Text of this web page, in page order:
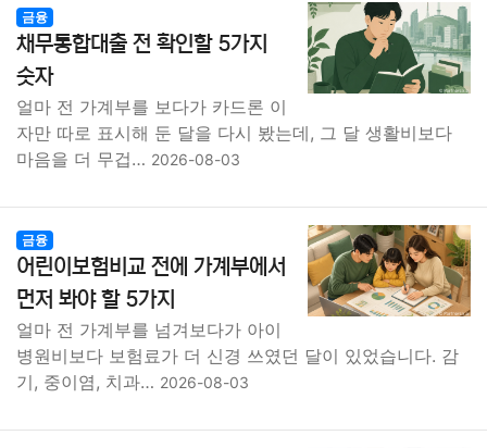
금융
채무통합대출 전 확인할 5가지
숫자
얼마 전 가계부를 보다가 카드론 이
자만 따로 표시해 둔 달을 다시 봤는데, 그 달 생활비보다
마음을 더 무겁… 2026-08-03
금융
어린이보험비교 전에 가계부에서
먼저 봐야 할 5가지
얼마 전 가계부를 넘겨보다가 아이
병원비보다 보험료가 더 신경 쓰였던 달이 있었습니다. 감
기, 중이염, 치과… 2026-08-03